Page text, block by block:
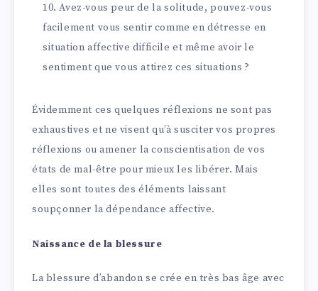
Avez-vous peur de la solitude, pouvez-vous
facilement vous sentir comme en détresse en
situation affective difficile et même avoir le
sentiment que vous attirez ces situations ?
Évidemment ces quelques réflexions ne sont pas
exhaustives et ne visent qu’à susciter vos propres
réflexions ou amener la conscientisation de vos
états de mal-être pour mieux les libérer. Mais
elles sont toutes des éléments laissant
soupçonner la dépendance affective.
Naissance de la blessure
La blessure d’abandon se crée en très bas âge avec